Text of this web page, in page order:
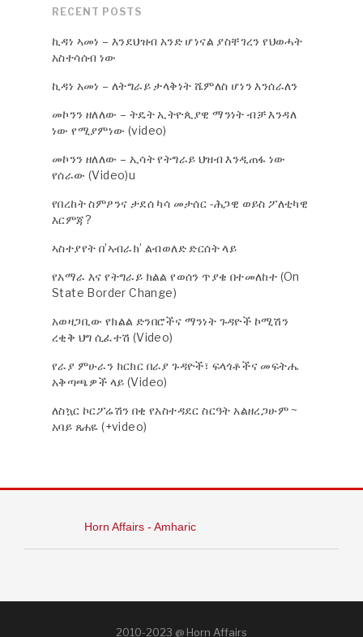
RECENT POSTS
ኪዳነ ኣመነ – እንደህዝብ አንድ ሆነናል ያስቸገረን የህወሓት
አስተሳሰብ ነው
ኪዳነ አመነ – ለትግራይ ታላቅነት ሼምለስ ሆነን እንሰራለን
መኮንን ዘለለው – ትዴት ኢትዮጲያዊ ማንነት ብቻ እንዳለ
ነው የሚያምነው (video)
መኮንን ዘለለው – ኢሳት የትግራይ ህዝብ እንዲጠፋ ነው
የሰራው (Video)u
የበረከት ስምዖንና ታደሰ ካሳ መታሰር -ሕጋዊ ወይስ ፖለቲካዊ
እርምጃ?
ኣስተያየት በ’ኣብራክ’ ልብወለድ ድርሰት ላይ
የአማራ እና የትግራይ ክልል የወሰን ጥያቄ በተመለከተ (On
State Border Change)
አወዛጋቢው የክልል ድንበሮችና ማንነት ጉዳዮች ኮሚሽን
ረቂቅ ህግ ሲፈተሽ (Video)
የራያ ምሁራን ክርክር በራያ ጉዳዮች፣ ፍላጎቶችና መፍትሔ
አቅጣጫዎች ላይ (Video)
ለስኳር ኮርፖሬሽን በቂ የአስተዳደር ስርዓት አልዘረጋሁም ~
አባይ ጸሐዬ (+video)
Horn Affairs - Amharic
2010-2023 @ Horn Affairs